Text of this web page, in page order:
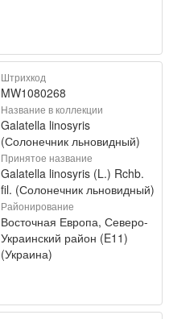
Штрихкод
MW1080268
Название в коллекции
Galatella linosyris
(Солонечник льновидный)
Принятое название
Galatella linosyris (L.) Rchb.
fil. (Солонечник льновидный)
Районирование
Восточная Европа, Северо-
Украинский район (E11)
(Украина)